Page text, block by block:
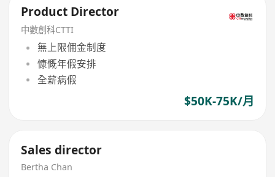
Product Director
中數創科CTTI
無上限佣金制度
慷慨年假安排
全薪病假
$50K-75K/月
Sales director
Bertha Chan